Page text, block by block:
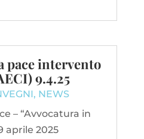
pace intervento
9.4.25
, NEWS
– “Avvocatura in
aprile 2025